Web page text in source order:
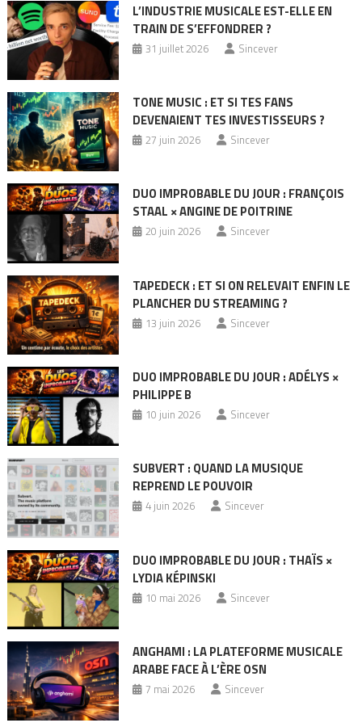
L’INDUSTRIE MUSICALE EST-ELLE EN
TRAIN DE S’EFFONDRER ?
31 juillet 2026 Sincever
TONE MUSIC : ET SI TES FANS
DEVENAIENT TES INVESTISSEURS ?
27 juin 2026 Sincever
DUO IMPROBABLE DU JOUR : FRANÇOIS
STAAL × ANGINE DE POITRINE
20 juin 2026 Sincever
TAPEDECK : ET SI ON RELEVAIT ENFIN LE
PLANCHER DU STREAMING ?
13 juin 2026 Sincever
DUO IMPROBABLE DU JOUR : ADÉLYS ×
PHILIPPE B
10 juin 2026 Sincever
SUBVERT : QUAND LA MUSIQUE
REPREND LE POUVOIR
4 juin 2026 Sincever
DUO IMPROBABLE DU JOUR : THAÏS ×
LYDIA KÉPINSKI
10 mai 2026 Sincever
ANGHAMI : LA PLATEFORME MUSICALE
ARABE FACE À L’ÈRE OSN
7 mai 2026 Sincever